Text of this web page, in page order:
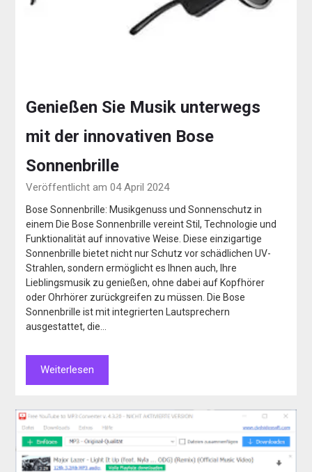
Genießen Sie Musik unterwegs
mit der innovativen Bose
Sonnenbrille
Veröffentlicht am 04 April 2024
Bose Sonnenbrille: Musikgenuss und Sonnenschutz in
einem Die Bose Sonnenbrille vereint Stil, Technologie und
Funktionalität auf innovative Weise. Diese einzigartige
Sonnenbrille bietet nicht nur Schutz vor schädlichen UV-
Strahlen, sondern ermöglicht es Ihnen auch, Ihre
Lieblingsmusik zu genießen, ohne dabei auf Kopfhörer
oder Ohrhörer zurückgreifen zu müssen. Die Bose
Sonnenbrille ist mit integrierten Lautsprechern
ausgestattet, die…
Weiterlesen